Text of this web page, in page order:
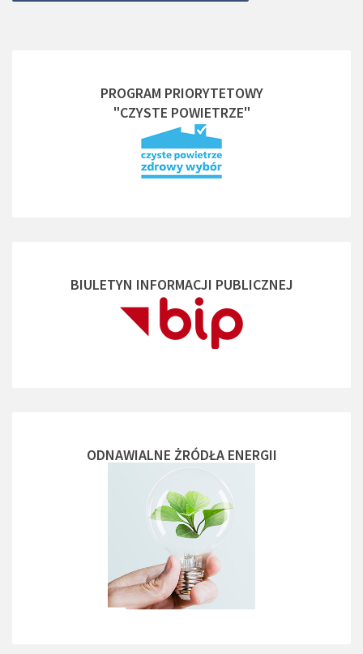
PROGRAM PRIORYTETOWY
"CZYSTE POWIETRZE"
BIULETYN INFORMACJI PUBLICZNEJ
ODNAWIALNE ŻRÓDŁA ENERGII